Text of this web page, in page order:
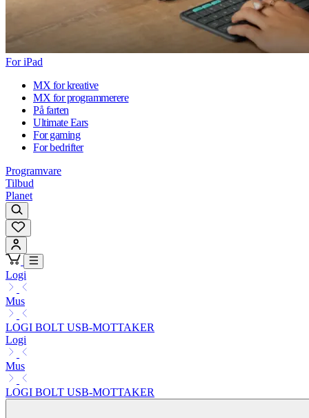
For iPad
MX for kreative
MX for programmerere
På farten
Ultimate Ears
For gaming
For bedrifter
Programvare
Tilbud
Planet
Logi
Mus
LOGI BOLT USB-MOTTAKER
Logi
Mus
LOGI BOLT USB-MOTTAKER